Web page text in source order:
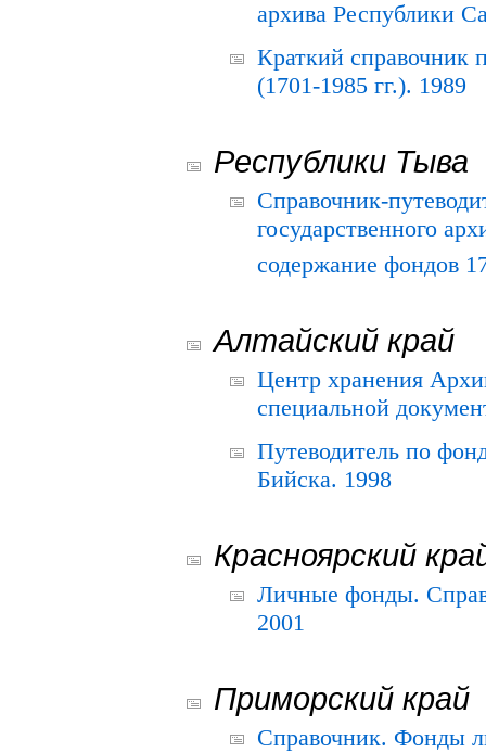
архива Республики
Краткий
(1701-1985 гг.). 1989
Республики Тыва
Справочник-
государственного
содержание фондов
Алтайский край
Центр хранения
специальной
Путеводитель по
Бийска. 1998
Красноярский
Личные фонды.
2001
Приморский край
Справочник. Фонды